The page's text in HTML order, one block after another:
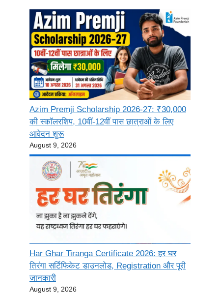
Azim Premji Scholarship 2026-27: ₹30,000
की स्कॉलरशिप, 10वीं-12वीं पास छात्राओं के लिए
आवेदन शुरू
August 9, 2026
Har Ghar Tiranga Certificate 2026: हर घर
तिरंगा सर्टिफिकेट डाउनलोड, Registration और पूरी
जानकारी
August 9, 2026